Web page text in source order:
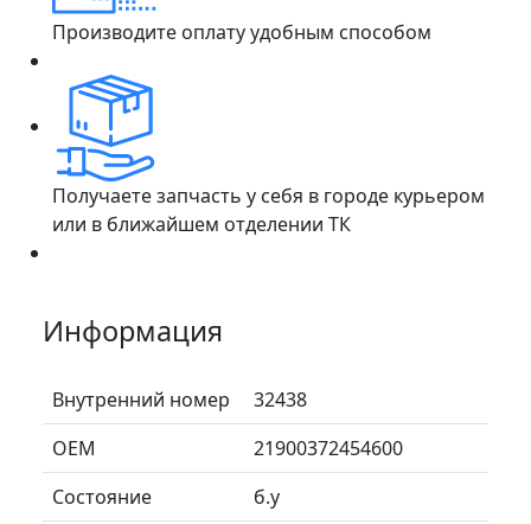
Производите оплату удобным способом
Получаете запчасть у себя в городе курьером
или в ближайшем отделении ТК
Информация
Внутренний номер
32438
ОЕМ
21900372454600
Состояние
б.у